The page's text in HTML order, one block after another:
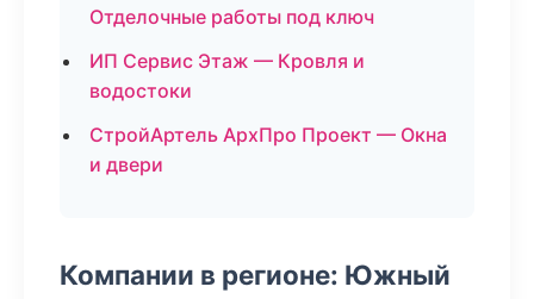
Отделочные работы под ключ
ИП Сервис Этаж — Кровля и
водостоки
СтройАртель АрхПро Проект — Окна
и двери
Компании в регионе: Южный